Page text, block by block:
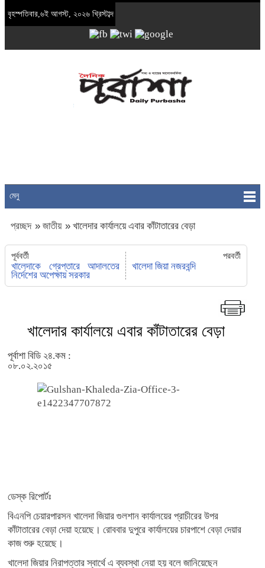
বৃহস্পতিবার,৬ই আগস্ট, ২০২৬ খ্রিস্টাব্দ
মেনু
প্রচ্ছদ » জাতীয় » খালেদার কার্যালয়ে এবার কাঁটাতারের বেড়া
পূর্ববর্তী
খালেদাকে গ্রেপ্তারে আদালতের
নির্দেশের অপেক্ষায় সরকার
পরবর্তী
খালেদা জিয়া নজরবন্দি
খালেদার কার্যালয়ে এবার কাঁটাতারের বেড়া
পূর্বাশা বিডি ২৪.কম :
০৮.০২.২০১৫
ডেস্ক রিপোর্টঃ
বিএনপি চেয়ারপারসন খালেদা জিয়ার গুলশান কার্যালয়ের প্রাচীরের উপর
কাঁটাতারের বেড়া দেয়া হয়েছে। রোববার দুপুরে কার্যালয়ের চারপাশে বেড়া দেয়ার
কাজ শুরু হয়েছে।
খালেদা জিয়ার নিরাপত্তার স্বার্থে এ ব্যবস্থা নেয়া হয় বলে জানিয়েছেন